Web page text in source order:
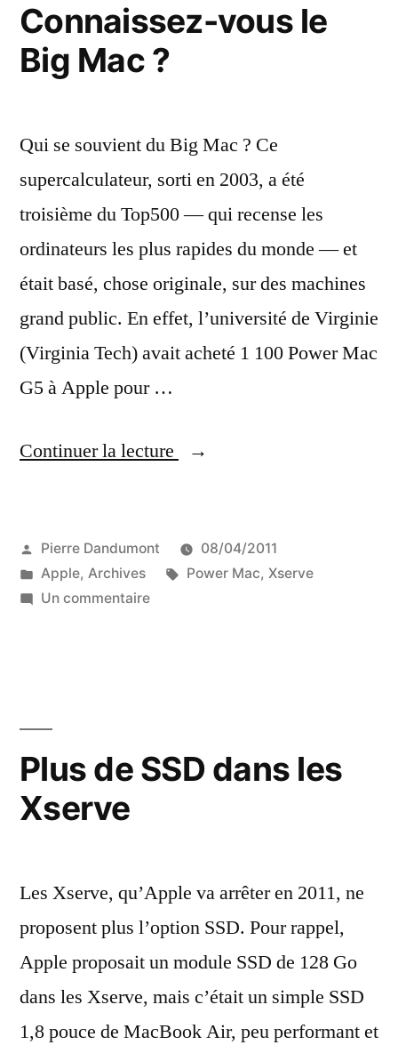
System
Connaissez-vous le
Big Mac ?
Qui se souvient du Big Mac ? Ce
supercalculateur, sorti en 2003, a été
troisième du Top500 — qui recense les
ordinateurs les plus rapides du monde — et
était basé, chose originale, sur des machines
grand public. En effet, l’université de Virginie
(Virginia Tech) avait acheté 1 100 Power Mac
G5 à Apple pour …
Continuer la lecture
« Connaissez-
Big
Publié
par
Pierre Dandumont
08/04/2011
Publié
dans
Apple, Archives Étiquettes :
Power Mac, Xserve
Un commentairesur
Plus de SSD dans les
Xserve
Les Xserve, qu’Apple va arrêter en 2011, ne
proposent plus l’option SSD. Pour rappel,
Apple proposait un module SSD de 128 Go
dans les Xserve, mais c’était un simple SSD
1,8 pouce de MacBook Air, peu performant et